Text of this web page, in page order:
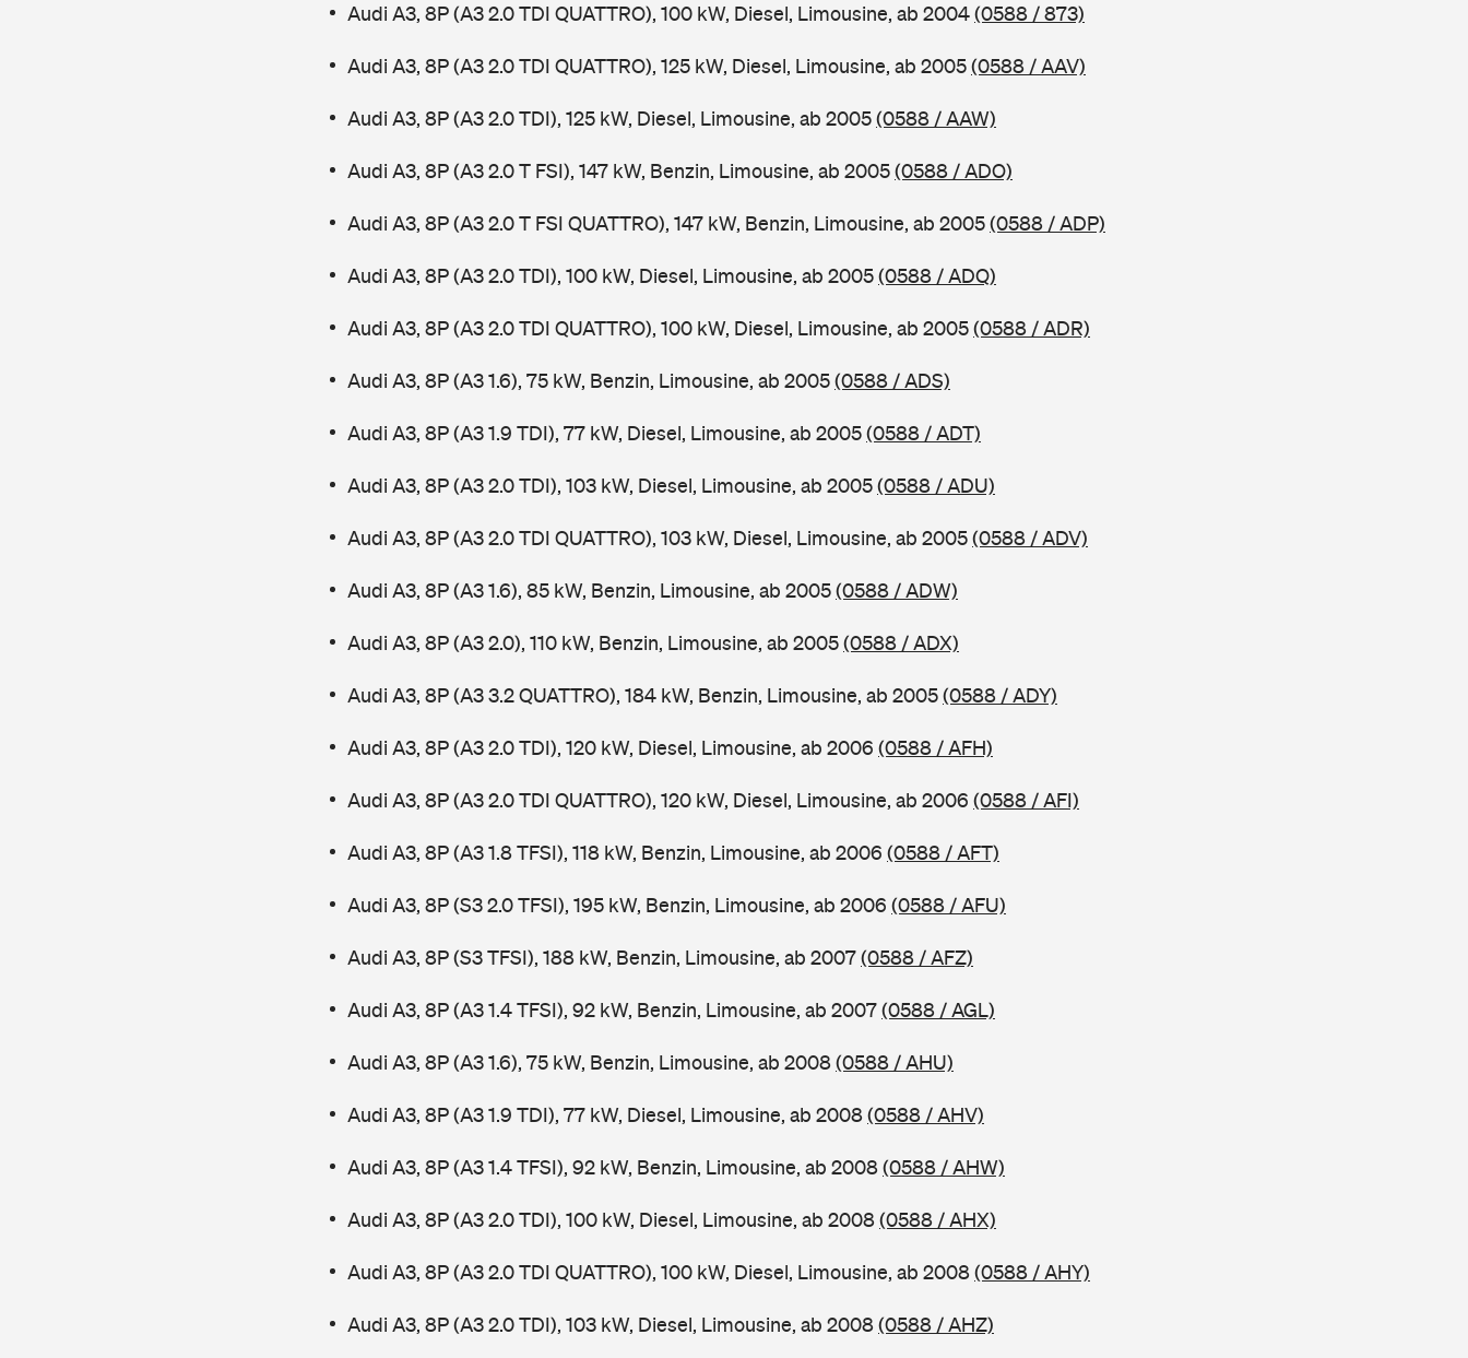
Audi A3, 8P (A3 2.0 TDI QUATTRO), 100 kW, Diesel, Limousine, ab 2004(0588 / 873)
Audi A3, 8P (A3 2.0 TDI QUATTRO), 125 kW, Diesel, Limousine, ab 2005(0588 / AAV)
Audi A3, 8P (A3 2.0 TDI), 125 kW, Diesel, Limousine, ab 2005(0588 / AAW)
Audi A3, 8P (A3 2.0 T FSI), 147 kW, Benzin, Limousine, ab 2005(0588 / ADO)
Audi A3, 8P (A3 2.0 T FSI QUATTRO), 147 kW, Benzin, Limousine, ab 2005(0588 / ADP)
Audi A3, 8P (A3 2.0 TDI), 100 kW, Diesel, Limousine, ab 2005(0588 / ADQ)
Audi A3, 8P (A3 2.0 TDI QUATTRO), 100 kW, Diesel, Limousine, ab 2005(0588 / ADR)
Audi A3, 8P (A3 1.6), 75 kW, Benzin, Limousine, ab 2005(0588 / ADS)
Audi A3, 8P (A3 1.9 TDI), 77 kW, Diesel, Limousine, ab 2005(0588 / ADT)
Audi A3, 8P (A3 2.0 TDI), 103 kW, Diesel, Limousine, ab 2005(0588 / ADU)
Audi A3, 8P (A3 2.0 TDI QUATTRO), 103 kW, Diesel, Limousine, ab 2005(0588 / ADV)
Audi A3, 8P (A3 1.6), 85 kW, Benzin, Limousine, ab 2005(0588 / ADW)
Audi A3, 8P (A3 2.0), 110 kW, Benzin, Limousine, ab 2005(0588 / ADX)
Audi A3, 8P (A3 3.2 QUATTRO), 184 kW, Benzin, Limousine, ab 2005(0588 / ADY)
Audi A3, 8P (A3 2.0 TDI), 120 kW, Diesel, Limousine, ab 2006 (0588 / AFH)
Audi A3, 8P (A3 2.0 TDI QUATTRO), 120 kW, Diesel, Limousine, ab 2006 (0588 / AFI)
Audi A3, 8P (A3 1.8 TFSI), 118 kW, Benzin, Limousine, ab 2006 (0588 / AFT)
Audi A3, 8P (S3 2.0 TFSI), 195 kW, Benzin, Limousine, ab 2006 (0588 / AFU)
Audi A3, 8P (S3 TFSI), 188 kW, Benzin, Limousine, ab 2007(0588 / AFZ)
Audi A3, 8P (A3 1.4 TFSI), 92 kW, Benzin, Limousine, ab 2007(0588 / AGL)
Audi A3, 8P (A3 1.6), 75 kW, Benzin, Limousine, ab 2008(0588 / AHU)
Audi A3, 8P (A3 1.9 TDI), 77 kW, Diesel, Limousine, ab 2008(0588 / AHV)
Audi A3, 8P (A3 1.4 TFSI), 92 kW, Benzin, Limousine, ab 2008(0588 / AHW)
Audi A3, 8P (A3 2.0 TDI), 100 kW, Diesel, Limousine, ab 2008(0588 / AHX)
Audi A3, 8P (A3 2.0 TDI QUATTRO), 100 kW, Diesel, Limousine, ab 2008(0588 / AHY)
Audi A3, 8P (A3 2.0 TDI), 103 kW, Diesel, Limousine, ab 2008(0588 / AHZ)